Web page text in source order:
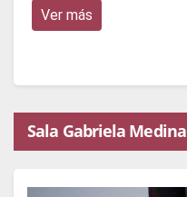
Ver más
Sala Gabriela Medina